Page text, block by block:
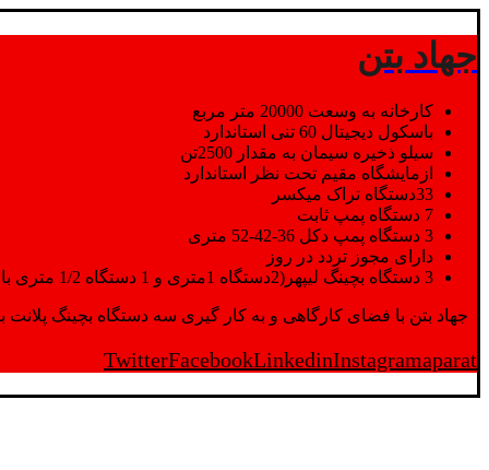
جهاد بتن
کارخانه به وسعت 20000 متر مربع
باسکول دیجیتال 60 تنی استاندارد
سیلو ذخیره سیمان به مقدار 2500تن
ازمایشگاه مقیم تحت نظر استاندارد
33دستگاه تراک میکسر
7 دستگاه پمپ ثابت
3 دستگاه پمپ دکل 36-42-52 متری
دارای مجوز تردد در روز
3 دستگاه بچینگ لیپهر(2دستگاه 1متری و 1 دستگاه 1/2 متری با توان تولید 150 متر مکعب در ساعت)
جهاد بتن با فضای کارگاهی و به کار گیری سه دستگاه بچینگ پلانت با ظرفیت 2500 تن در کنار پرسنل متخصص و پر تلاش واحدهای تولید و ازمایشگاه,بتن با کیفیت را برای واحد
TwitterFacebookLinkedinInstagramaparat